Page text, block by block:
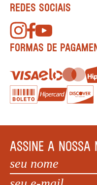
REDES SOCIAIS
FORMAS DE
ASSINE A NOSSA